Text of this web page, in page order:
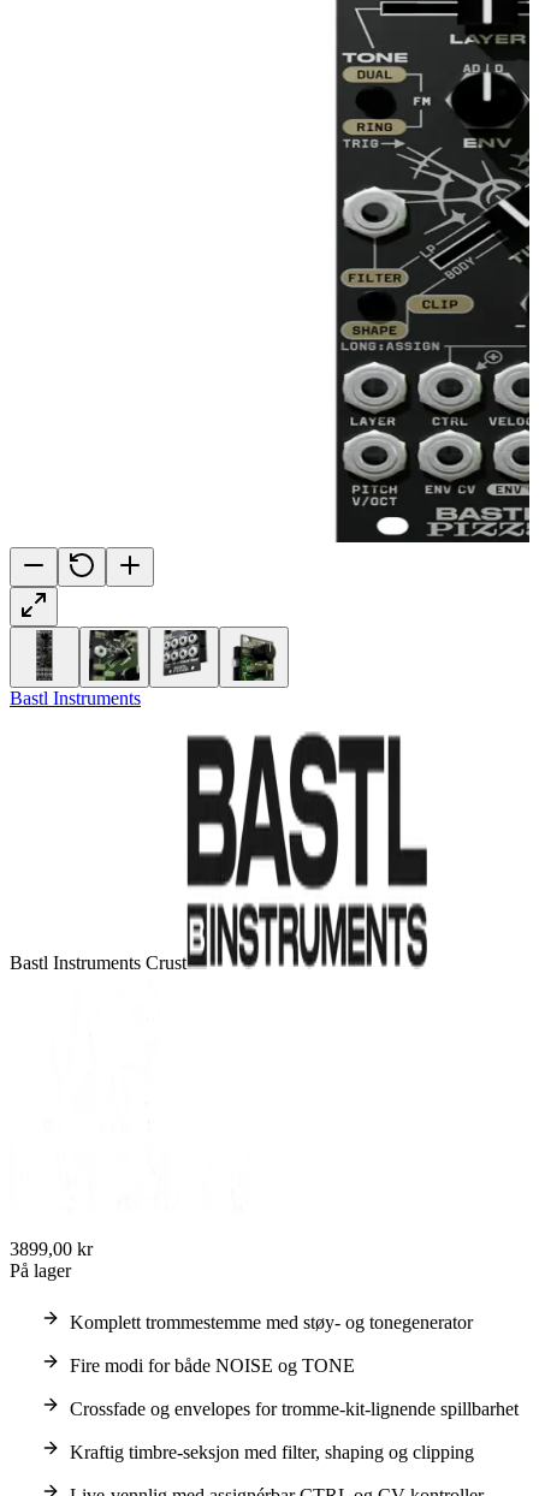
Bastl Instruments
Bastl Instruments Crust
3899,00 kr
På lager
Komplett trommestemme med støy- og tonegenerator
Fire modi for både NOISE og TONE
Crossfade og envelopes for tromme-kit-lignende spillbarhet
Kraftig timbre-seksjon med filter, shaping og clipping